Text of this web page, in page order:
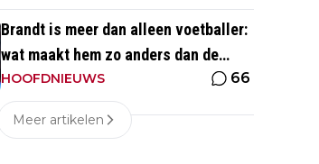
eentje'
Brandt is meer dan alleen voetballer:
wat maakt hem zo anders dan de
'gemiddelde' voetballer?
HOOFDNIEUWS 66
Meer artikelen